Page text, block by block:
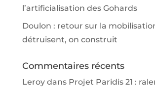
l’artificialisation des Gohards
Doulon : retour sur la
détruisent, on construit
Commentaires récents
Leroydans Projet Paridis 21 :